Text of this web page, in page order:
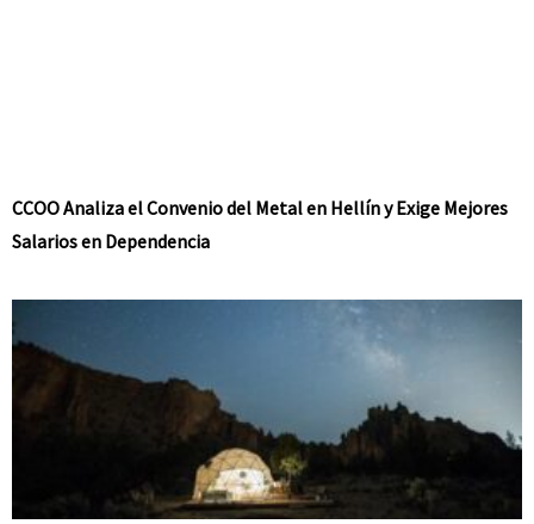
CCOO Analiza el Convenio del Metal en Hellín y Exige Mejores
Salarios en Dependencia